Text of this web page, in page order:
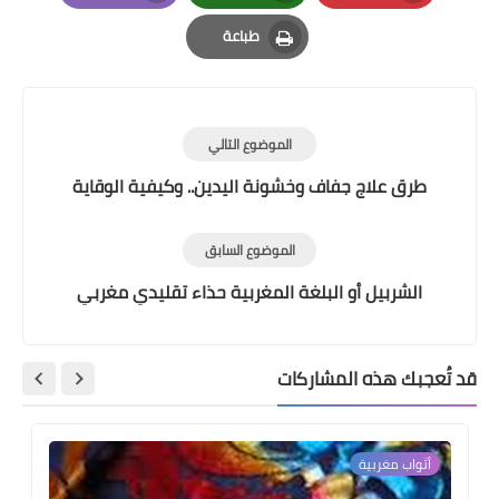
Pinterest
Whatsapp
Email
طباعة
Print
الموضوع التالي
طرق علاج جفاف وخشونة اليدين.. وكيفية الوقاية
الموضوع السابق
الشربيل أو البلغة المغربية حذاء تقليدي مغربي
قد تُعجبك هذه المشاركات
أثواب مغربية